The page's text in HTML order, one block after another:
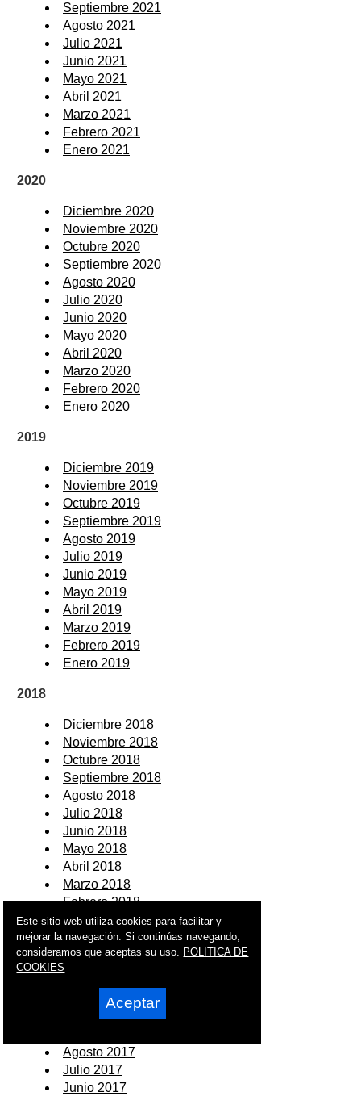
Septiembre 2021
Agosto 2021
Julio 2021
Junio 2021
Mayo 2021
Abril 2021
Marzo 2021
Febrero 2021
Enero 2021
2020
Diciembre 2020
Noviembre 2020
Octubre 2020
Septiembre 2020
Agosto 2020
Julio 2020
Junio 2020
Mayo 2020
Abril 2020
Marzo 2020
Febrero 2020
Enero 2020
2019
Diciembre 2019
Noviembre 2019
Octubre 2019
Septiembre 2019
Agosto 2019
Julio 2019
Junio 2019
Mayo 2019
Abril 2019
Marzo 2019
Febrero 2019
Enero 2019
2018
Diciembre 2018
Noviembre 2018
Octubre 2018
Septiembre 2018
Agosto 2018
Julio 2018
Junio 2018
Mayo 2018
Abril 2018
Marzo 2018
Febrero 2018
Enero 2018
2017
Noviembre 2017
Octubre 2017
Agosto 2017
Julio 2017
Junio 2017
Este sitio web utiliza cookies para facilitar y
mejorar la navegación. Si continúas navegando,
consideramos que aceptas su uso. POLITICA DE
COOKIES
Aceptar